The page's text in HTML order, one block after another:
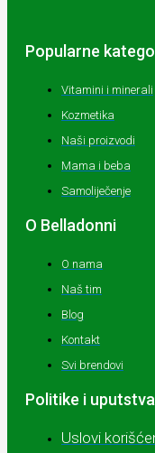
Popularne
Vitamini i minerali
Kozmetika
Naši proizvodi
Mama i beba
Samoliječenje
O Belladonni
O nama
Naš tim
Blog
Kontakt
Svi brendovi
Politike i uputstva
Uslovi